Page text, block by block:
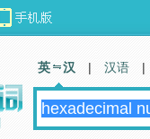
英 汉 | 汉语 |